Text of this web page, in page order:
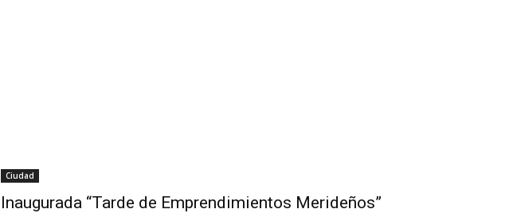
Ciudad
Inaugurada “Tarde de Emprendimientos Merideños”